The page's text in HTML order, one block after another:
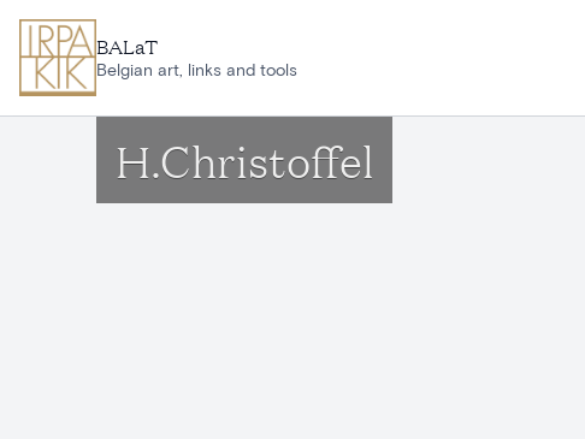
BALaT
Belgian art, links and tools
H.Christoffel